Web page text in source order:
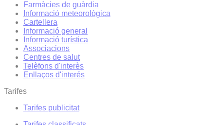
Farmàcies de guàrdia
Informació meteorològica
Cartellera
Informació general
Informació turística
Associacions
Centres de salut
Telèfons d'interès
Enllaços d'interés
Tarifes
Tarifes publicitat